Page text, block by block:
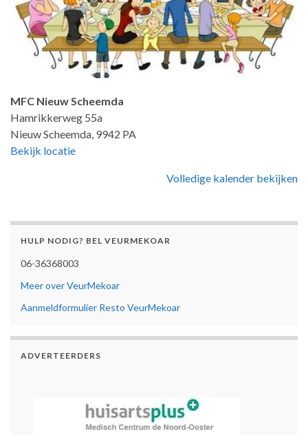
MFC Nieuw Scheemda
Hamrikkerweg 55a
Nieuw Scheemda 9942 PA
Bekijk locatie
Volledige kalender bekijken
HULP NODIG? BEL VEURMEKOAR
06-36368003
Meer over VeurMekoar
Aanmeldformulier Resto VeurMekoar
ADVERTEERDERS